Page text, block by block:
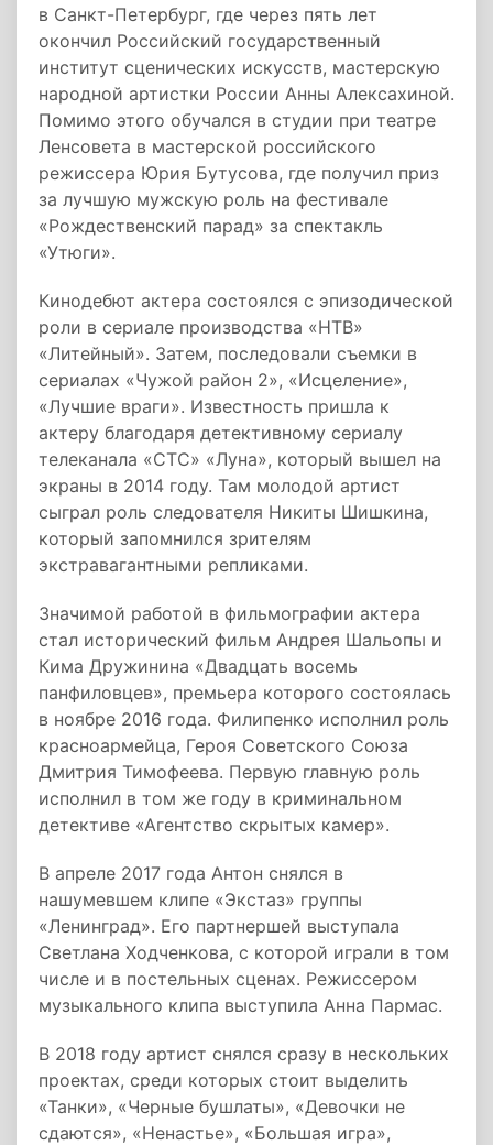
в Санкт-Петербург, где через пять лет
окончил Российский государственный
институт сценических искусств, мастерскую
народной артистки России Анны Алексахиной.
Помимо этого обучался в студии при театре
Ленсовета в мастерской российского
режиссера Юрия Бутусова, где получил приз
за лучшую мужскую роль на фестивале
«Рождественский парад» за спектакль
«Утюги».
Кинодебют актера состоялся с эпизодической
роли в сериале производства «НТВ»
«Литейный». Затем, последовали съемки в
сериалах «Чужой район 2», «Исцеление»,
«Лучшие враги». Известность пришла к
актеру благодаря детективному сериалу
телеканала «СТС» «Луна», который вышел на
экраны в 2014 году. Там молодой артист
сыграл роль следователя Никиты Шишкина,
который запомнился зрителям
экстравагантными репликами.
Значимой работой в фильмографии актера
стал исторический фильм Андрея Шальопы и
Кима Дружинина «Двадцать восемь
панфиловцев», премьера которого состоялась
в ноябре 2016 года. Филипенко исполнил роль
красноармейца, Героя Советского Союза
Дмитрия Тимофеева. Первую главную роль
исполнил в том же году в криминальном
детективе «Агентство скрытых камер».
В апреле 2017 года Антон снялся в
нашумевшем клипе «Экстаз» группы
«Ленинград». Его партнершей выступала
Светлана Ходченкова, с которой играли в том
числе и в постельных сценах. Режиссером
музыкального клипа выступила Анна Пармас.
В 2018 году артист снялся сразу в нескольких
проектах, среди которых стоит выделить
«Танки», «Черные бушлаты», «Девочки не
сдаются», «Ненастье», «Большая игра»,